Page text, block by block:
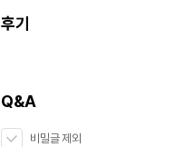
후기
Q&A
비밀글 제외